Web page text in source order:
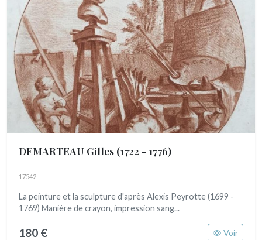
DEMARTEAU Gilles (1722 - 1776)
17542
La peinture et la sculpture d'après Alexis Peyrotte (1699 -
1769) Manière de crayon, impression sang...
180 € Voir